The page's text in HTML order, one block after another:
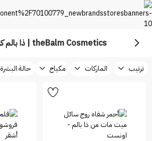
ذا بالم
theBalm Cosmetics | ذا بالم كوزماتيكس
ترتيب الماركات مكياج حالة البشرة